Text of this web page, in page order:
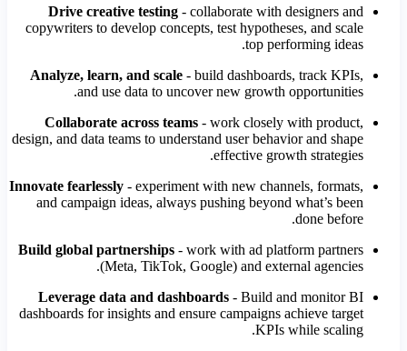
Drive creative testing - collaborate with designers and
copywriters to develop concepts, test hypotheses, and scale
top performing ideas.
Analyze, learn, and scale - build dashboards, track KPIs,
and use data to uncover new growth opportunities.
Collaborate across teams - work closely with product,
design, and data teams to understand user behavior and shape
effective growth strategies.
Innovate fearlessly - experiment with new channels, formats,
and campaign ideas, always pushing beyond what’s been
done before.
Build global partnerships - work with ad platform partners
(Meta, TikTok, Google) and external agencies.
Leverage data and dashboards - Build and monitor BI
dashboards for insights and ensure campaigns achieve target
KPIs while scaling.